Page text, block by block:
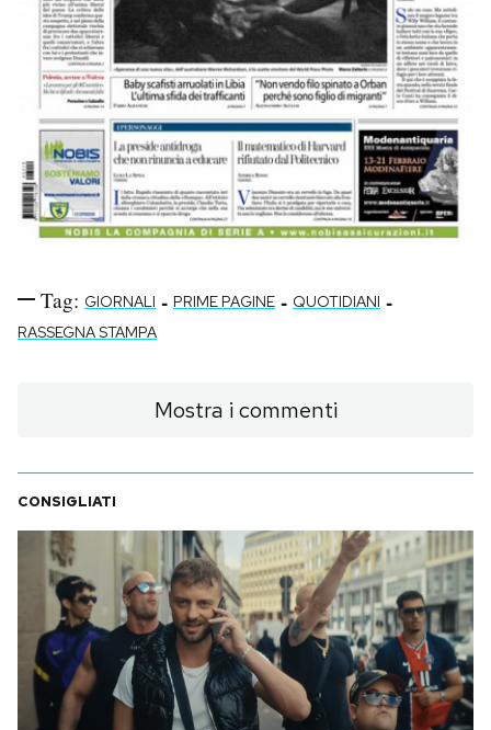
Tag: GIORNALI - PRIME PAGINE - QUOTIDIANI -
RASSEGNA STAMPA
Mostra i commenti
CONSIGLIATI